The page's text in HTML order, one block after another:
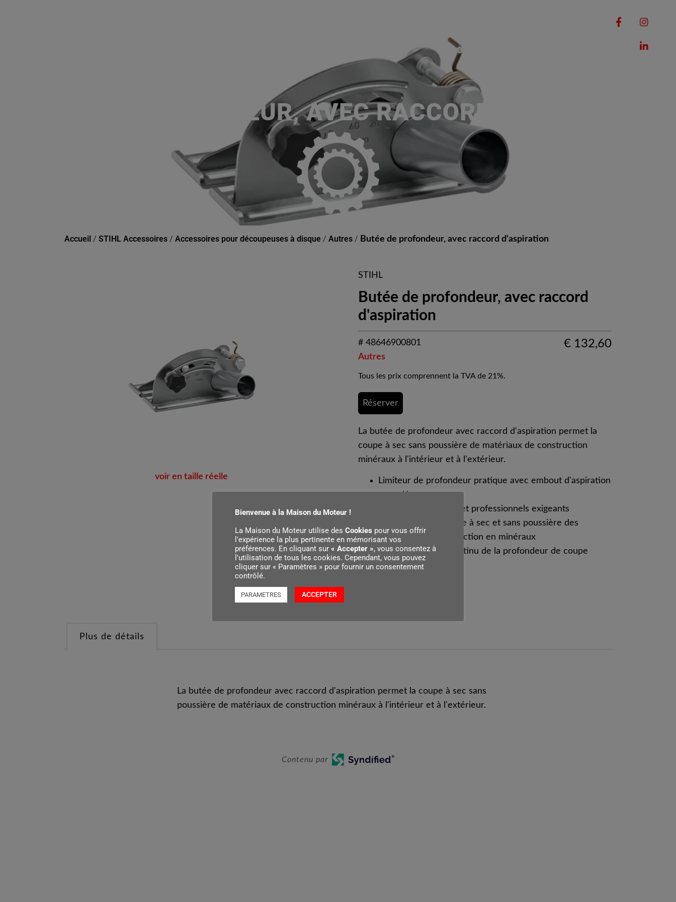
PROMOTIONS
BUTÉE DE PROFONDEUR, AVEC RACCORD D'ASPIRATION
Accueil / STIHL Accessoires / Accessoires pour découpeuses à disque / Autres / Butée de profondeur, avec raccord d'aspiration
voir en taille réelle
STIHL
Butée de profondeur, avec raccord
d'aspiration
# 48646900801
Autres
€ 132,60
Tous les prix comprennent la TVA de 21%.
Réserver
La butée de profondeur avec raccord d'aspiration permet la
coupe à sec sans poussière de matériaux de construction
minéraux à l'intérieur et à l'extérieur.
Limiteur de profondeur pratique avec embout d'aspiration
pour découpeuses
Pour les particuliers et professionnels exigeants
Permet un découpage à sec et sans poussière des
matériaux de construction en minéraux
Réglage précis et continu de la profondeur de coupe
Plus de détails
La butée de profondeur avec raccord d'aspiration permet la coupe à sec sans
poussière de matériaux de construction minéraux à l'intérieur et à l'extérieur.
Contenu par
Bienvenue à la Maison du Moteur !
La Maison du Moteur utilise des Cookies pour vous offrir
l'expérience la plus pertinente en mémorisant vos
préférences. En cliquant sur « Accepter », vous consentez à
l'utilisation de tous les cookies. Cependant, vous pouvez
cliquer sur « Paramètres » pour fournir un consentement
contrôlé.
PARAMETRES ACCEPTER